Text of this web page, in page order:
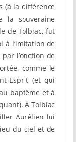
(à la différence
la souveraine
de Tolbiac, fut
à l’imitation de
par l’onction de
comme le
Esprit (et qui
baptême et à
À Tolbiac
Aurélien lui
du ciel et de